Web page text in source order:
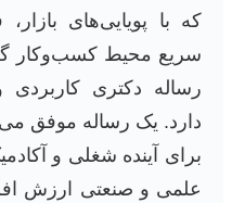
که با پویایی‌های
سریع محیط کسب‌وکار
رساله دکتری کاربردی
دارد. یک رساله موفق
برای آینده شغلی و
علمی و صنعتی ارزش